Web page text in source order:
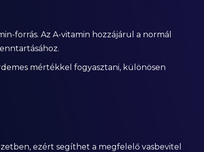
forrás. Az A-vitamin hozzájárul a normál
mértékkel fogyasztani, különösen
ezért segíthet a megfelelő vasbevitel